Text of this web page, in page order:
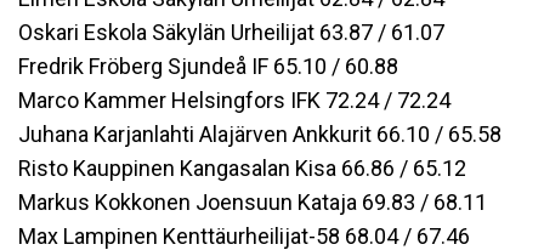
Oskari Eskola Säkylän Urheilijat 63.87 / 61.07
Fredrik Fröberg Sjundeå IF 65.10 / 60.88
Marco Kammer Helsingfors IFK 72.24 / 72.24
Juhana Karjanlahti Alajärven Ankkurit 66.10 / 65.58
Risto Kauppinen Kangasalan Kisa 66.86 / 65.12
Markus Kokkonen Joensuun Kataja 69.83 / 68.11
Max Lampinen Kenttäurheilijat-58 68.04 / 67.46